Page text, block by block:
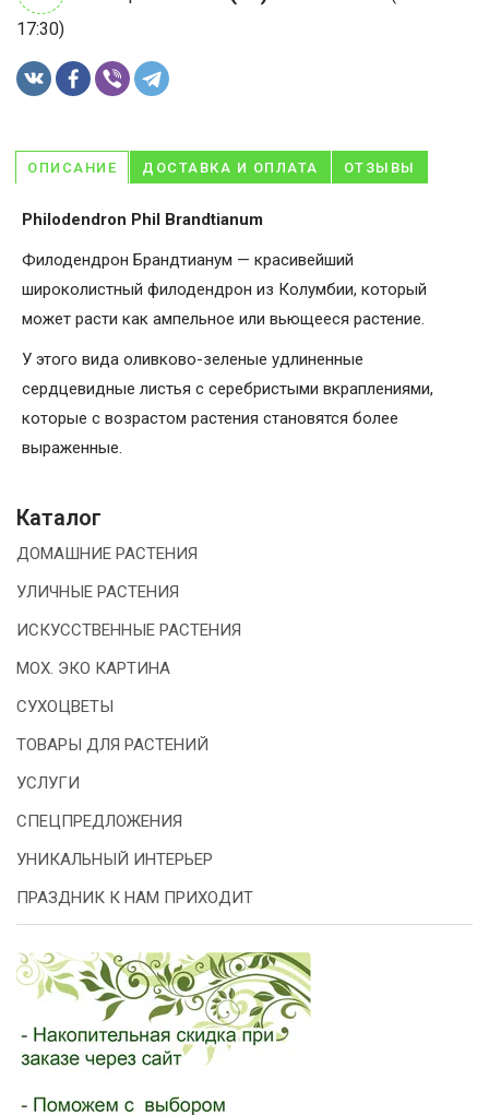
17:30)
ОПИСАНИЕ ДОСТАВКА И ОПЛАТА ОТЗЫВЫ
Philodendron Phil Brandtianum
Филодендрон Брандтианум — красивейший
широколистный филодендрон из Колумбии, который
может расти как ампельное или вьющееся растение.
У этого вида оливково-зеленые удлиненные
сердцевидные листья с серебристыми вкраплениями,
которые с возрастом растения становятся более
выраженные.
Каталог
ДОМАШНИЕ РАСТЕНИЯ
УЛИЧНЫЕ РАСТЕНИЯ
ИСКУССТВЕННЫЕ РАСТЕНИЯ
МОХ. ЭКО КАРТИНА
СУХОЦВЕТЫ
ТОВАРЫ ДЛЯ РАСТЕНИЙ
УСЛУГИ
СПЕЦПРЕДЛОЖЕНИЯ
УНИКАЛЬНЫЙ ИНТЕРЬЕР
ПРАЗДНИК К НАМ ПРИХОДИТ